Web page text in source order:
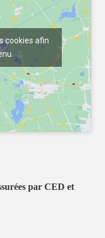
cookies afin
par CED et